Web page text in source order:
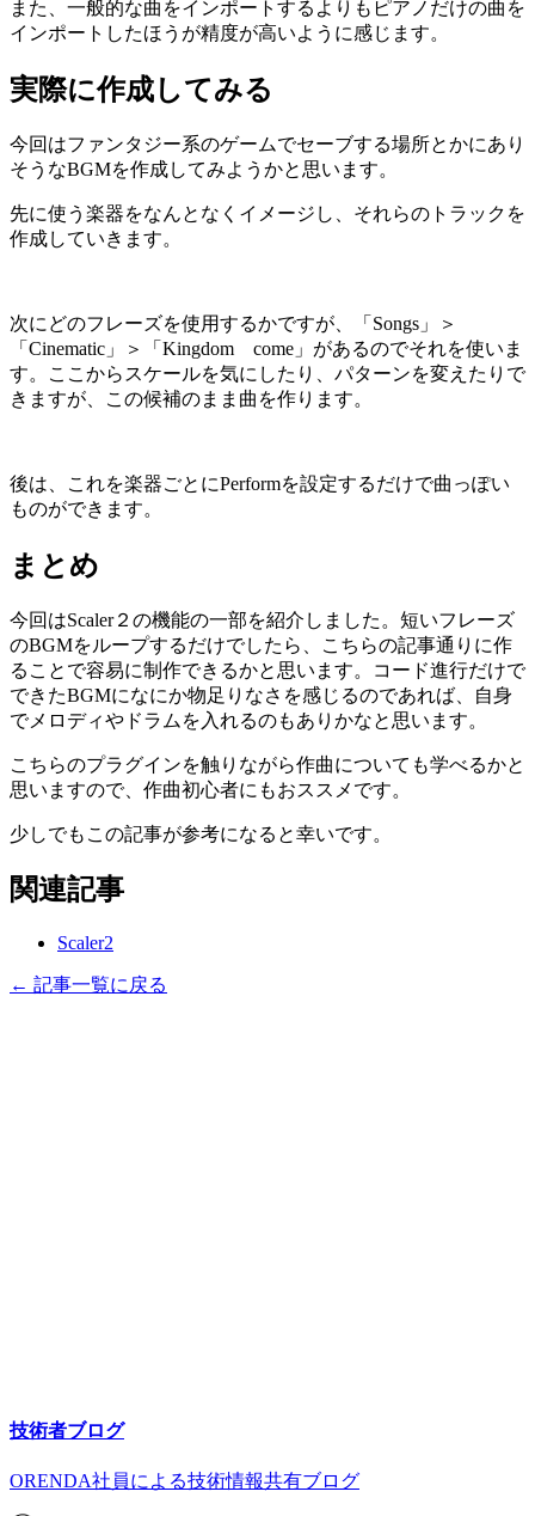
また、一般的な曲をインポートするよりもピアノだけの曲を
インポートしたほうが精度が高いように感じます。
実際に作成してみる
今回はファンタジー系のゲームでセーブする場所とかにあり
そうなBGMを作成してみようかと思います。
先に使う楽器をなんとなくイメージし、それらのトラックを
作成していきます。
次にどのフレーズを使用するかですが、「Songs」＞
「Cinematic」＞「Kingdom come」があるのでそれを使いま
す。ここからスケールを気にしたり、パターンを変えたりで
きますが、この候補のまま曲を作ります。
後は、これを楽器ごとにPerformを設定するだけで曲っぽい
ものができます。
まとめ
今回はScaler２の機能の一部を紹介しました。短いフレーズ
のBGMをループするだけでしたら、こちらの記事通りに作
ることで容易に制作できるかと思います。コード進行だけで
できたBGMになにか物足りなさを感じるのであれば、自身
でメロディやドラムを入れるのもありかなと思います。
こちらのプラグインを触りながら作曲についても学べるかと
思いますので、作曲初心者にもおススメです。
少しでもこの記事が参考になると幸いです。
関連記事
Scaler2
← 記事一覧に戻る
技術者ブログ
ORENDA社員による技術情報共有ブログ